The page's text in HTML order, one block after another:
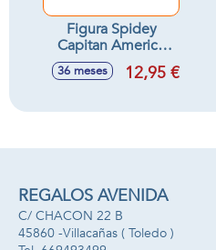
Figura Spidey
Capitan America
22.8 cm
36 meses 12,95 €
REGALOS AVENIDA
C/ CHACON 22 B
45860 -Villacañas ( Toledo )